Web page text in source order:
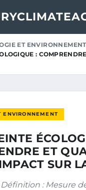
ET ENVIRONNEMENT
:
ENVIRONNEMENT
ET
SUR
Définition : Mesure